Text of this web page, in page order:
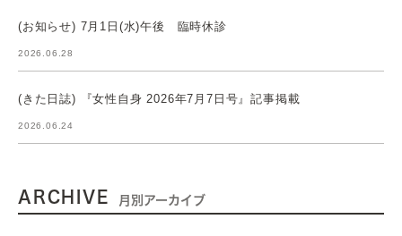
(お知らせ) 7月1日(水)午後 臨時休診
2026.06.28
(きた日誌) 『女性自身 2026年7月7日号』記事掲載
2026.06.24
ARCHIVE 月別アーカイブ